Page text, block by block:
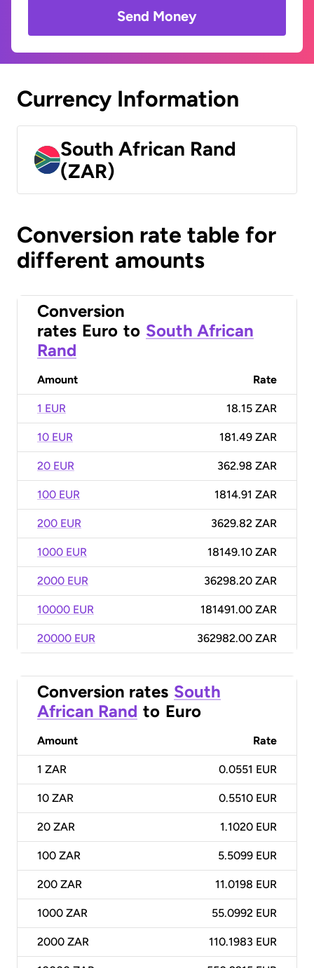
Send Money
Currency Information
South African Rand
(ZAR)
Conversion rate table for
different amounts
Conversion
rates Euro to South African
Rand
Amount Rate
1 EUR 18.15 ZAR
10 EUR 181.49 ZAR
20 EUR 362.98 ZAR
100 EUR 1814.91 ZAR
200 EUR 3629.82 ZAR
1000 EUR 18149.10 ZAR
2000 EUR 36298.20 ZAR
10000 EUR 181491.00 ZAR
20000 EUR 362982.00 ZAR
Conversion rates South
African Rand to Euro
Amount Rate
1 ZAR 0.0551 EUR
10 ZAR 0.5510 EUR
20 ZAR 1.1020 EUR
100 ZAR 5.5099 EUR
200 ZAR 11.0198 EUR
1000 ZAR 55.0992 EUR
2000 ZAR 110.1983 EUR